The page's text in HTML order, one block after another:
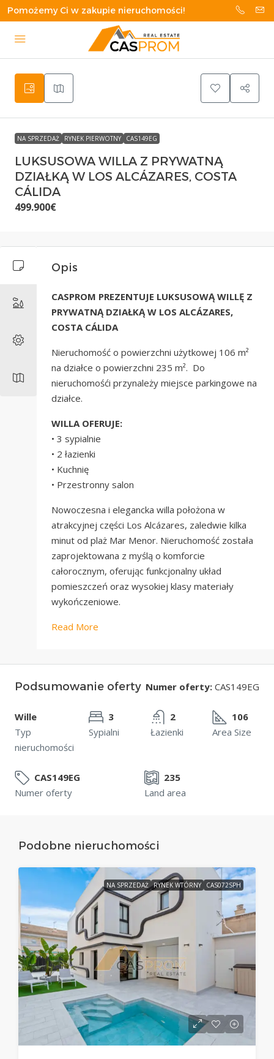
Pomożemy Ci w zakupie nieruchomości!
NA SPRZEDAŻ RYNEK PIERWOTNY CAS149EG
LUKSUSOWA WILLA Z PRYWATNĄ
DZIAŁKĄ W LOS ALCÁZARES, COSTA
CÁLIDA
499.900€
Opis
CASPROM PREZENTUJE LUKSUSOWĄ WILLĘ Z
PRYWATNĄ DZIAŁKĄ W LOS ALCÁZARES,
COSTA CÁLIDA
Nieruchomość o powierzchni użytkowej 106 m²
na działce o powierzchni 235 m². Do
nieruchomośći przynależy miejsce parkingowe na
działce.
WILLA OFERUJE:
• 3 sypialnie
• 2 łazienki
• Kuchnię
• Przestronny salon
Nowoczesna i elegancka willa położona w
atrakcyjnej części Los Alcázares, zaledwie kilka
minut od plaż Mar Menor. Nieruchomość została
zaprojektowana z myślą o komforcie
całorocznym, oferując funkcjonalny układ
pomieszczeń oraz wysokiej klasy materiały
wykończeniowe.
Read More
Podsumowanie oferty Numer oferty: CAS149EG
Wille
Typ
nieruchomości
3
Sypialni
2
Łazienki
106
Area Size
CAS149EG
Numer oferty
235
Land area
Podobne nieruchomości
NA SPRZEDAŻ RYNEK WTÓRNY CAS072SPH